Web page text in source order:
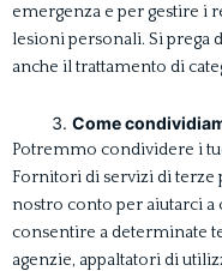
emergenza e per gestire i
lesioni personali. Si prega
anche il trattamento di
Come
Potremmo condividere i
Fornitori di servizi di terze
nostro conto per aiutarci
consentire a determinate
agenzie, appaltatori di